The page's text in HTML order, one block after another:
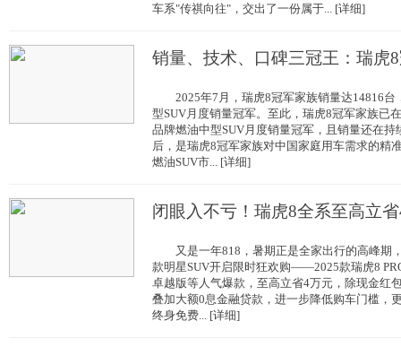
车系"传祺向往"，交出了一份属于... [详细]
销量、技术、口碑三冠王：瑞虎
2025年7月，瑞虎8冠军家族销量达14816台
型SUV月度销量冠军。至此，瑞虎8冠军家族已
品牌燃油中型SUV月度销量冠军，且销量还在
后，是瑞虎8冠军家族对中国家庭用车需求的精
燃油SUV市... [详细]
闭眼入不亏！瑞虎8全系至高立
又是一年818，暑期正是全家出行的高峰期
款明星SUV开启限时狂欢购——2025款瑞虎8
卓越版等人气爆款，至高立省4万元，除现金红
叠加大额0息金融贷款，进一步降低购车门槛，
终身免费... [详细]